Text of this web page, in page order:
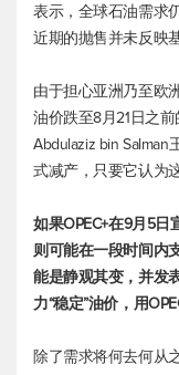
表示，全球石油需求
近期的抛售并未反映
由于担心亚洲乃至欧
油价跌至8月21日之
Abdulaziz bin Salman
式减产，只要它认为
如果OPEC+在9月5日
则可能在一段时间内
能是静观其变，并发
力“稳定”油价，用
除了需求将何去何从